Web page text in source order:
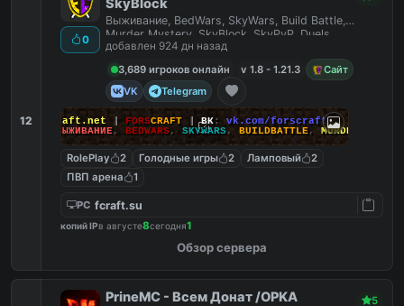
12
0
SkyBlock
Выживание, BedWars, SkyWars, Build Battle,
Murder Mystery, SkyBlock, SkyPvP, Duels,
HideAndSeek
добавлен 924 дн назад
3,689 игроков онлайн
v 1.8 - 1.21.3
Сайт
VK
Telegram
ForsCraft.net FORSCRAFT ВК:
vk.com/forscraft
ВЫЖИВАНИЕ, BEDWARS, SKYWARS, BUILDBATTLE, MURDERMYSTERY
RolePlay 2 Голодные игры 2 Ламповый
2
ПВП арена
1
PC fcraft.su
копий IPв августе8сегодня1
Обзор сервера
PrineMC - Всем Донат /OPKA 5